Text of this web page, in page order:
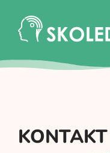
content